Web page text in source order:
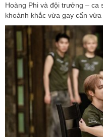
Hoàng Phi và đội trưởng – ca
khoảnh khắc vừa gay cấn